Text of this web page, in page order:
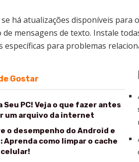
há atualizações disponíveis para
de mensagens de texto. Instale
específicas para problemas
Gostar
Seu PC! Veja o que fazer antes
um arquivo da internet
o desempenho do Android e
Aprenda como limpar o cache